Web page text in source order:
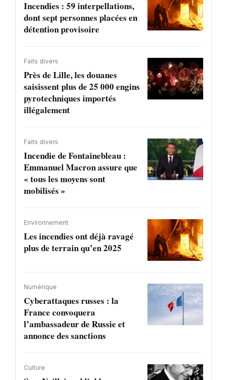
Incendies : 59 interpellations,
dont sept personnes placées en
détention provisoire
Faits divers
Près de Lille, les douanes
saisissent plus de 25 000 engins
pyrotechniques importés
illégalement
Faits divers
Incendie de Fontainebleau :
Emmanuel Macron assure que
« tous les moyens sont
mobilisés »
Environnement
Les incendies ont déjà ravagé
plus de terrain qu’en 2025
Numérique
Cyberattaques russes : la
France convoquera
l’ambassadeur de Russie et
annonce des sanctions
Culture